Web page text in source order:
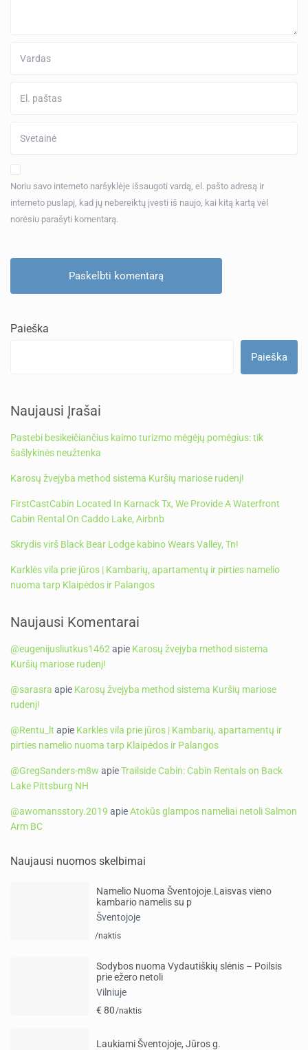
Noriu savo interneto naršyklėje išsaugoti vardą, el. pašto adresą ir
interneto puslapį, kad jų nebereiktų įvesti iš naujo, kai kitą kartą vėl
norėsiu parašyti komentarą.
Paieška
Paieška
Naujausi Įrašai
Pastebi besikeičiančius kaimo turizmo mėgėjų pomėgius: tik
šašlykinės neužtenka
Karosų žvejyba method sistema Kuršių mariose rudenį!
FirstCastCabin Located In Karnack Tx, We Provide A Waterfront
Cabin Rental On Caddo Lake, Airbnb
Skrydis virš Black Bear Lodge kabino Wears Valley, Tn!
Karklės vila prie jūros | Kambarių, apartamentų ir pirties namelio
nuoma tarp Klaipėdos ir Palangos
Naujausi Komentarai
@eugenijusliutkus1462 apie Karosų žvejyba method sistema
Kuršių mariose rudenį!
@sarasra apie Karosų žvejyba method sistema Kuršių mariose
rudenį!
@Rentu_lt apie Karklės vila prie jūros | Kambarių, apartamentų ir
pirties namelio nuoma tarp Klaipėdos ir Palangos
@GregSanders-m8w apieTrailside Cabin: Cabin Rentals on Back
Lake Pittsburg NH
@awomansstory.2019 apieAtokūs glampos nameliai netoli Salmon
Arm BC
Naujausi nuomos skelbimai
Namelio Nuoma Šventojoje.Laisvas vieno
kambario namelis su p
Šventojoje
/naktis
Sodybos nuoma Vydautiškių slėnis – Poilsis
prie ežero netoli
Vilniuje
€ 80/naktis
Laukiami Šventojoje, Jūros g.